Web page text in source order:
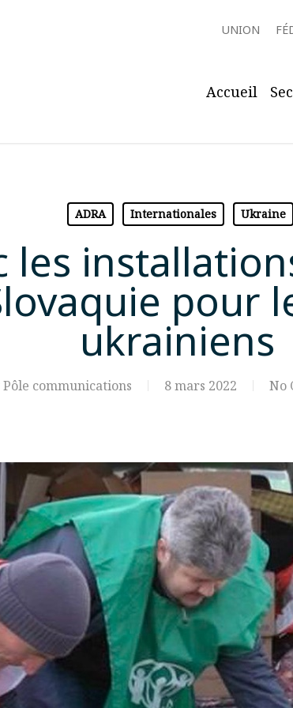
UNION
Accueil
ADRA Internationales Ukraine
les
pour
ukrainiens
Pôle communications 8 mars 2022 No